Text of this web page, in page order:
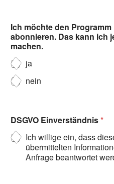
Ich möchte den
abonnieren. Das kann ich
machen.
ja
nein
DSGVO Einverständnis*
Ich willige ein, dass
übermittelten
Anfrage beantwortet